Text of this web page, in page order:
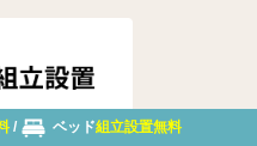
/ ベッド組立設置無料